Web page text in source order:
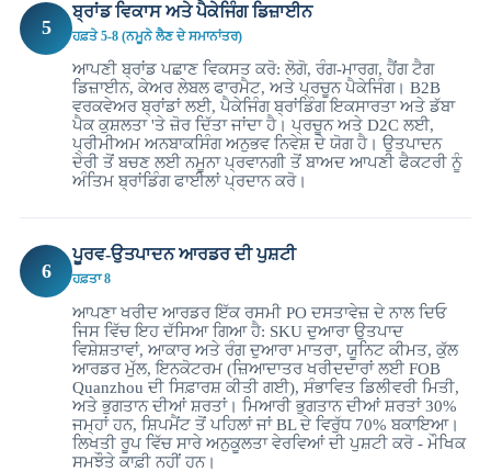
5
ਬ੍ਰਾਂਡ ਵਿਕਾਸ ਅਤੇ ਪੈਕੇਜਿੰਗ ਡਿਜ਼ਾਈਨ
ਹਫ਼ਤੇ 5-8 (ਨਮੂਨੇ ਲੈਣ ਦੇ ਸਮਾਨਾਂਤਰ)
ਆਪਣੀ ਬ੍ਰਾਂਡ ਪਛਾਣ ਵਿਕਸਤ ਕਰੋ: ਲੋਗੋ, ਰੰਗ-ਮਾਰਗ, ਹੈਂਗ ਟੈਗ
ਡਿਜ਼ਾਈਨ, ਕੇਅਰ ਲੇਬਲ ਫਾਰਮੈਟ, ਅਤੇ ਪ੍ਰਚੂਨ ਪੈਕੇਜਿੰਗ। B2B
ਵਰਕਵੇਅਰ ਬ੍ਰਾਂਡਾਂ ਲਈ, ਪੈਕੇਜਿੰਗ ਬ੍ਰਾਂਡਿੰਗ ਇਕਸਾਰਤਾ ਅਤੇ ਡੱਬਾ
ਪੈਕ ਕੁਸ਼ਲਤਾ 'ਤੇ ਜ਼ੋਰ ਦਿੱਤਾ ਜਾਂਦਾ ਹੈ। ਪ੍ਰਚੂਨ ਅਤੇ D2C ਲਈ,
ਪ੍ਰੀਮੀਅਮ ਅਨਬਾਕਸਿੰਗ ਅਨੁਭਵ ਨਿਵੇਸ਼ ਦੇ ਯੋਗ ਹੈ। ਉਤਪਾਦਨ
ਦੇਰੀ ਤੋਂ ਬਚਣ ਲਈ ਨਮੂਨਾ ਪ੍ਰਵਾਨਗੀ ਤੋਂ ਬਾਅਦ ਆਪਣੀ ਫੈਕਟਰੀ ਨੂੰ
ਅੰਤਿਮ ਬ੍ਰਾਂਡਿੰਗ ਫਾਈਲਾਂ ਪ੍ਰਦਾਨ ਕਰੋ।
6
ਪੂਰਵ-ਉਤਪਾਦਨ ਆਰਡਰ ਦੀ ਪੁਸ਼ਟੀ
ਹਫ਼ਤਾ 8
ਆਪਣਾ ਖਰੀਦ ਆਰਡਰ ਇੱਕ ਰਸਮੀ PO ਦਸਤਾਵੇਜ਼ ਦੇ ਨਾਲ ਦਿਓ
ਜਿਸ ਵਿੱਚ ਇਹ ਦੱਸਿਆ ਗਿਆ ਹੈ: SKU ਦੁਆਰਾ ਉਤਪਾਦ
ਵਿਸ਼ੇਸ਼ਤਾਵਾਂ, ਆਕਾਰ ਅਤੇ ਰੰਗ ਦੁਆਰਾ ਮਾਤਰਾ, ਯੂਨਿਟ ਕੀਮਤ, ਕੁੱਲ
ਆਰਡਰ ਮੁੱਲ, ਇਨਕੋਟਰਮ (ਜ਼ਿਆਦਾਤਰ ਖਰੀਦਦਾਰਾਂ ਲਈ FOB
Quanzhou ਦੀ ਸਿਫ਼ਾਰਸ਼ ਕੀਤੀ ਗਈ), ਸੰਭਾਵਿਤ ਡਿਲੀਵਰੀ ਮਿਤੀ,
ਅਤੇ ਭੁਗਤਾਨ ਦੀਆਂ ਸ਼ਰਤਾਂ। ਮਿਆਰੀ ਭੁਗਤਾਨ ਦੀਆਂ ਸ਼ਰਤਾਂ 30%
ਜਮ੍ਹਾਂ ਹਨ, ਸ਼ਿਪਮੈਂਟ ਤੋਂ ਪਹਿਲਾਂ ਜਾਂ BL ਦੇ ਵਿਰੁੱਧ 70% ਬਕਾਇਆ।
ਲਿਖਤੀ ਰੂਪ ਵਿੱਚ ਸਾਰੇ ਅਨੁਕੂਲਤਾ ਵੇਰਵਿਆਂ ਦੀ ਪੁਸ਼ਟੀ ਕਰੋ - ਮੌਖਿਕ
ਸਮਝੌਤੇ ਕਾਫ਼ੀ ਨਹੀਂ ਹਨ।